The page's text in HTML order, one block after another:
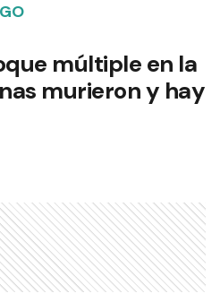
múltiple en la
murieron y hay